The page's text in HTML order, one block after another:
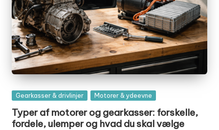
Posted
Gearkasser & drivlinjer Motorer & ydeevne
Typer af motorer og gearkasser: forskelle,
fordele, ulemper og hvad du skal vælge